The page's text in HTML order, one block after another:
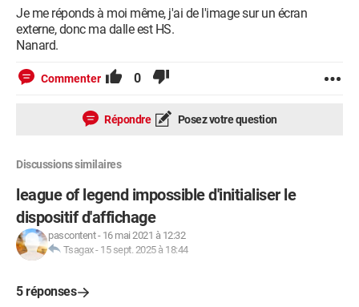
Je me réponds à moi même, j'ai de l'image sur un écran
externe, donc ma dalle est HS.
Nanard.
Commenter 0
Répondre Posez votre question
Discussions similaires
league of legend impossible d'initialiser le
dispositif d'affichage
pascontent- 16 mai 2021 à 12:32
Tsagax- 15 sept. 2025 à 18:44
5 réponses